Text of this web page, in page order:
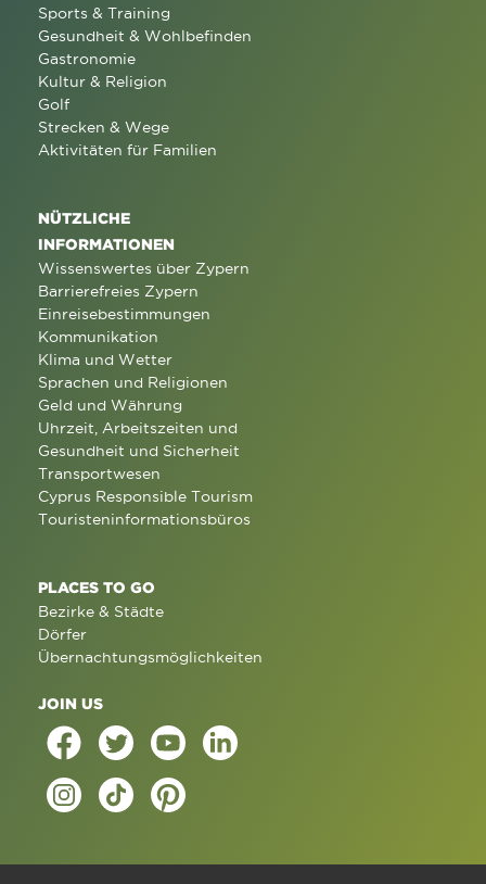
Sports & Training
Gesundheit & Wohlbefinden
Gastronomie
Kultur & Religion
Golf
Strecken & Wege
Aktivitäten für Familien
NÜTZLICHE
INFORMATIONEN
Wissenswertes über Zypern
Barrierefreies Zypern
Einreisebestimmungen
Kommunikation
Klima und Wetter
Sprachen und Religionen
Geld und Währung
Uhrzeit, Arbeitszeiten und
Gesundheit und Sicherheit
Transportwesen
Cyprus Responsible Tourism
Touristeninformationsbüros
PLACES TO GO
Bezirke & Städte
Dörfer
Übernachtungsmöglichkeiten
JOIN US